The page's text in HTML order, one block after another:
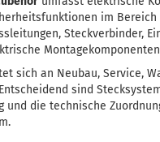
im
Steckverbinder,
sich an Neubau, Service,
sind
und die technische